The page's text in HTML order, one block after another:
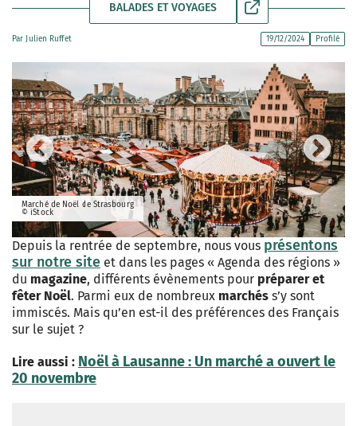
BALADES ET VOYAGES
Par Julien Ruffet 19/12/2024 Profilé
Previous
Marché de Noël de Strasbourg
© iStock
Next
Depuis la rentrée de septembre, nous vous présentons
sur notre site et dans les pages « Agenda des régions »
du magazine, différents évènements pour préparer et
fêter Noël. Parmi eux de nombreux marchés s’y sont
immiscés. Mais qu’en est-il des préférences des Français
sur le sujet ?
Lire aussi : Noël à Lausanne : Un marché a ouvert le
20 novembre